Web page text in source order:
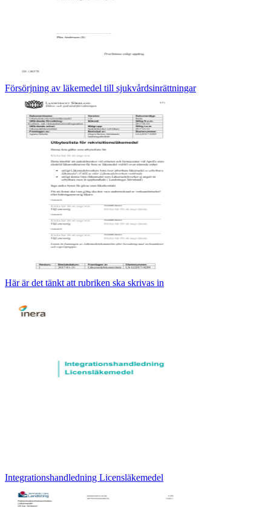
Försörjning av läkemedel till sjukvårdsinrättningar
Här är det tänkt att rubriken ska skrivas in
Integrationshandledning Licensläkemedel